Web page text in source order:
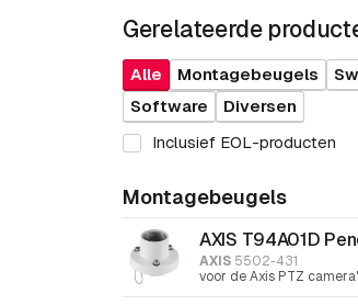
Gerelateerde
Alle Montagebeugels
Software
Diversen
Inclusief EOL-producten
Montagebeugels
AXIS T94A01D
AXIS 5502-431
voor de Axis PTZ